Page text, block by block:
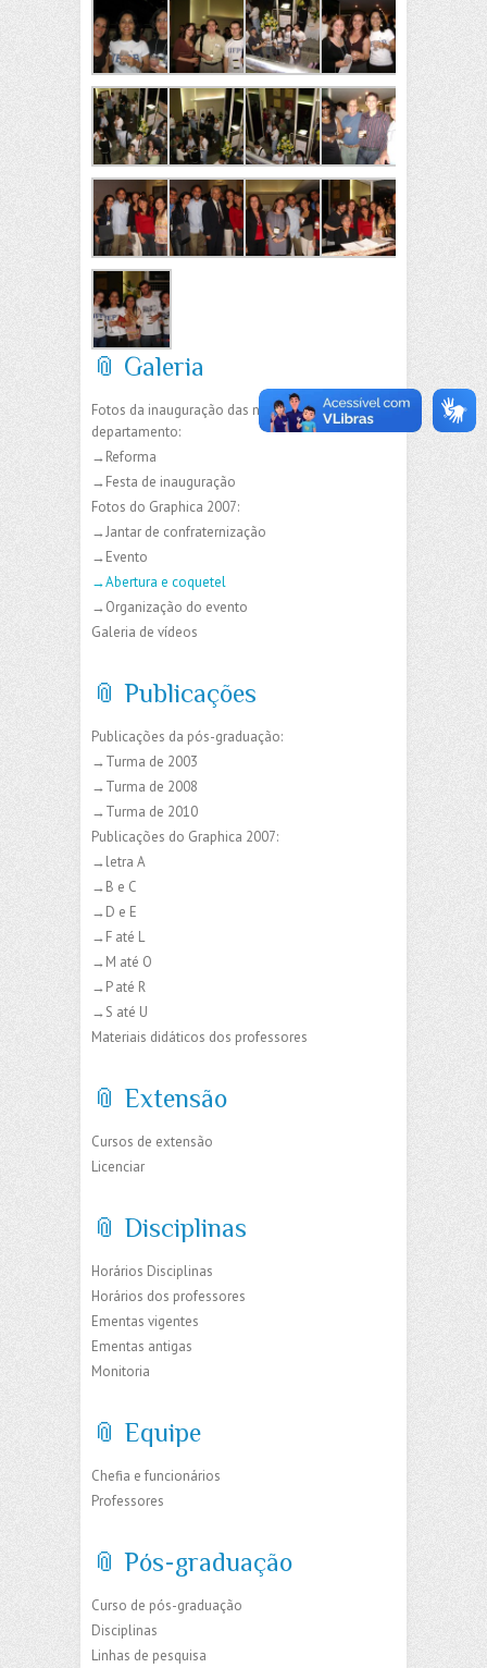
📎 Galeria
Fotos da inauguração das novas instalações do
departamento:
→Reforma
→Festa de inauguração
Fotos do Graphica 2007:
→Jantar de confraternização
→Evento
→Abertura e coquetel
→Organização do evento
Galeria de vídeos
📎 Publicações
Publicações da pós-graduação:
→Turma de 2003
→Turma de 2008
→Turma de 2010
Publicações do Graphica 2007:
→letra A
→B e C
→D e E
→F até L
→M até O
→P até R
→S até U
Materiais didáticos dos professores
📎 Extensão
Cursos de extensão
Licenciar
📎 Disciplinas
Horários Disciplinas
Horários dos professores
Ementas vigentes
Ementas antigas
Monitoria
📎 Equipe
Chefia e funcionários
Professores
📎 Pós-graduação
Curso de pós-graduação
Disciplinas
Linhas de pesquisa